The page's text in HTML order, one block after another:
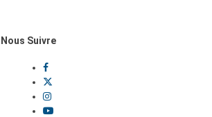
Nous Suivre